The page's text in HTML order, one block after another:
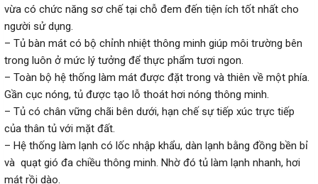
vừa có chức năng sơ chế tại chỗ đem đến tiện ích tốt nhất cho
người sử dụng.
– Tủ bàn mát có bộ chỉnh nhiệt thông minh giúp môi trường bên
trong luôn ở mức lý tưởng để thực phẩm tươi ngon.
– Toàn bộ hệ thống làm mát được đặt trong và thiên về một phía.
Gần cục nóng, tủ được tạo lỗ thoát hơi nóng thông minh.
– Tủ có chân vững chãi bên dưới, hạn chế sự tiếp xúc trực tiếp
của thân tủ với mặt đất.
– Hệ thống làm lạnh có lốc nhập khẩu, dàn lạnh bằng đồng bền bỉ
và quạt gió đa chiều thông minh. Nhờ đó tủ làm lạnh nhanh, hơi
mát rồi dào.